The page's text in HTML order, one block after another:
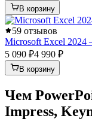
В корзину
59 отзывов
Microsoft Excel 2024
5 090 ₽4 990 ₽
В корзину
Чем
Impress,